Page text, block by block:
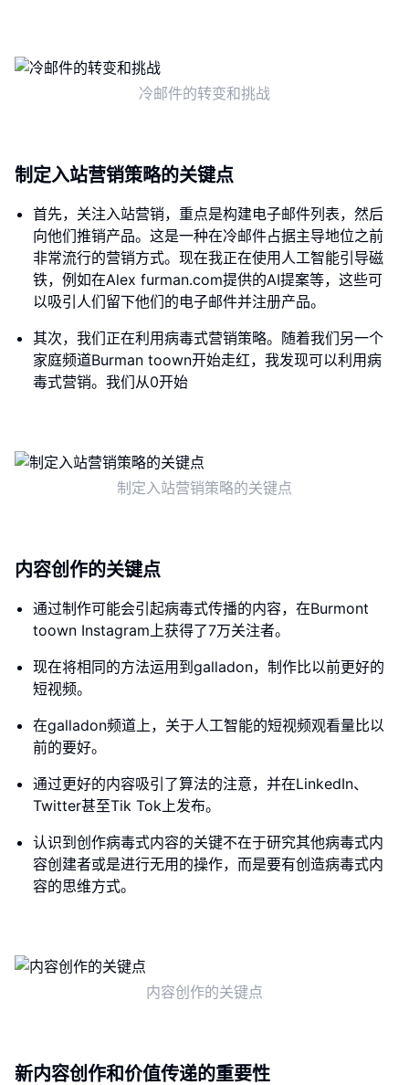
冷邮件的转变和挑战
制定入站营销策略的关键点
首先，关注入站营销，重点是构建电子邮件列表，然后
向他们推销产品。这是一种在冷邮件占据主导地位之前
非常流行的营销方式。现在我正在使用人工智能引导磁
铁，例如在Alex furman.com提供的AI提案等，这些可
以吸引人们留下他们的电子邮件并注册产品。
其次，我们正在利用病毒式营销策略。随着我们另一个
家庭频道Burman toown开始走红，我发现可以利用病
毒式营销。我们从0开始
制定入站营销策略的关键点
内容创作的关键点
通过制作可能会引起病毒式传播的内容，在Burmont
toown Instagram上获得了7万关注者。
现在将相同的方法运用到galladon，制作比以前更好的
短视频。
在galladon频道上，关于人工智能的短视频观看量比以
前的要好。
通过更好的内容吸引了算法的注意，并在LinkedIn、
Twitter甚至Tik Tok上发布。
认识到创作病毒式内容的关键不在于研究其他病毒式内
容创建者或是进行无用的操作，而是要有创造病毒式内
容的思维方式。
内容创作的关键点
新内容创作和价值传递的重要性